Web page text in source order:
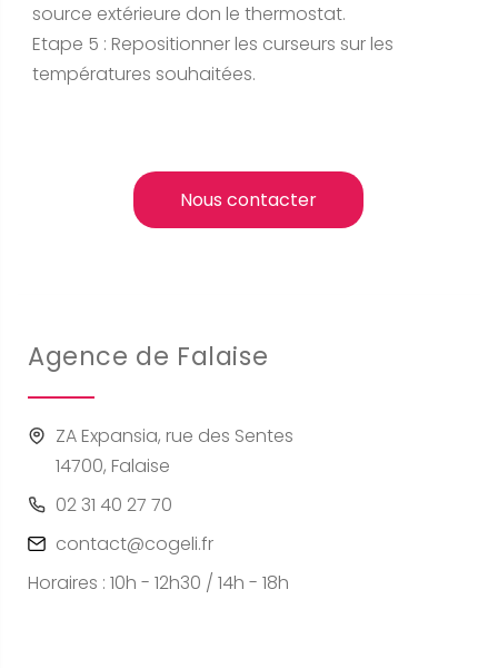
source extérieure don le thermostat.
Etape 5 : Repositionner les curseurs sur les
températures souhaitées.
Nous contacter
Agence de Falaise
ZA Expansia, rue des Sentes
14700, Falaise
02 31 40 27 70
contact@cogeli.fr
Horaires : 10h - 12h30 / 14h - 18h